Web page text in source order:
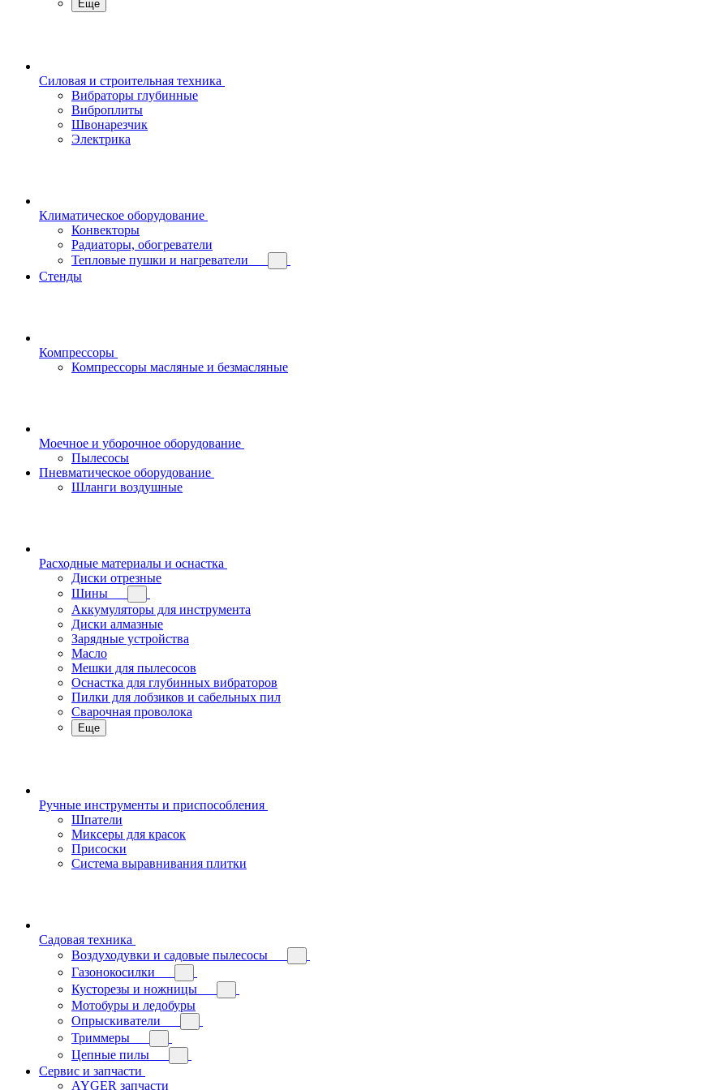
Еще
Силовая и строительная техника
Вибраторы глубинные
Виброплиты
Швонарезчик
Электрика
Климатическое оборудование
Конвекторы
Радиаторы, обогреватели
Тепловые пушки и нагреватели
Стенды
Компрессоры
Компрессоры масляные и безмасляные
Моечное и уборочное оборудование
Пылесосы
Пневматическое оборудование
Шланги воздушные
Расходные материалы и оснастка
Диски отрезные
Шины
Аккумуляторы для инструмента
Диски алмазные
Зарядные устройства
Масло
Мешки для пылесосов
Оснастка для глубинных вибраторов
Пилки для лобзиков и сабельных пил
Сварочная проволока
Еще
Ручные инструменты и приспособления
Шпатели
Миксеры для красок
Присоски
Система выравнивания плитки
Садовая техника
Воздуходувки и садовые пылесосы
Газонокосилки
Кусторезы и ножницы
Мотобуры и ледобуры
Опрыскиватели
Триммеры
Цепные пилы
Сервис и запчасти
AYGER запчасти